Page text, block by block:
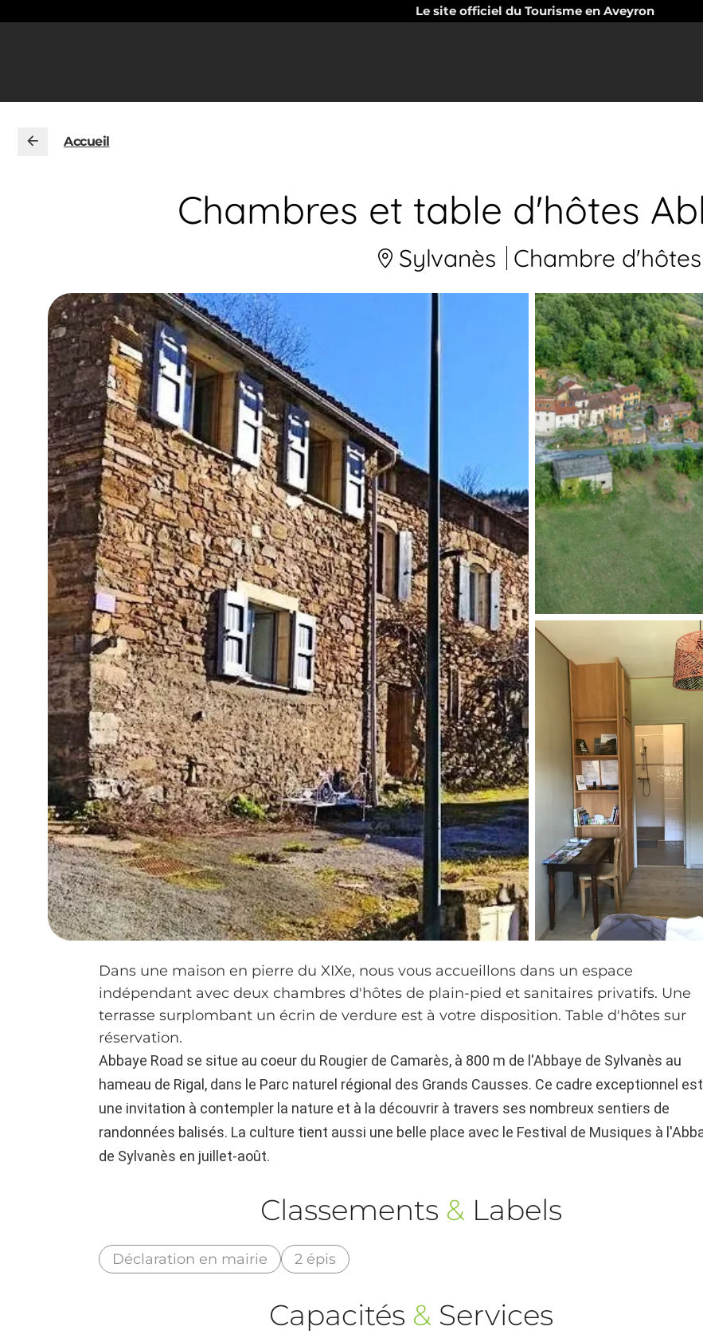
Le site officiel du Tourisme en Aveyron
Accueil
Chambres et table d'hôtes
Sylvanès Chambre d'hôtes
Dans une maison en pierre du XIXe, nous vous accueillons dans un espace
indépendant avec deux chambres d'hôtes de plain-pied et sanitaires privatifs. Une
terrasse surplombant un écrin de verdure est à votre disposition. Table d'hôtes sur
réservation.
Abbaye Road se situe au coeur du Rougier de Camarès, à 800 m de l'Abbaye de Sylvanès au
hameau de Rigal, dans le Parc naturel régional des Grands Causses. Ce cadre exceptionnel est
une invitation à contempler la nature et à la découvrir à travers ses nombreux sentiers de
randonnées balisés. La culture tient aussi une belle place avec le Festival de Musiques à
de Sylvanès en juillet-août.
Classements & Labels
Déclaration en mairie 2 épis
Capacités & Services